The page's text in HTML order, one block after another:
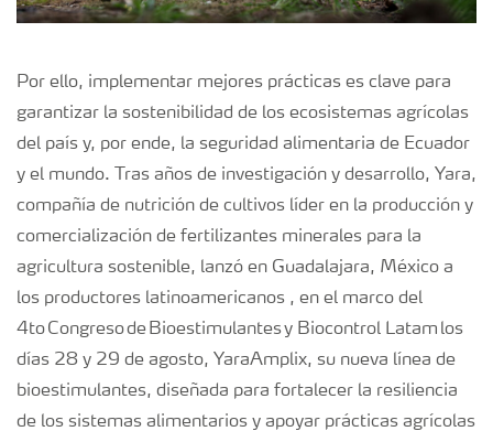
Por ello, implementar mejores prácticas es clave para
garantizar la sostenibilidad de los ecosistemas agrícolas
del país y, por ende, la seguridad alimentaria de Ecuador
y el mundo. Tras años de investigación y desarrollo, Yara,
compañía de nutrición de cultivos líder en la producción y
comercialización de fertilizantes minerales para la
agricultura sostenible, lanzó en Guadalajara, México a
los productores latinoamericanos , en el marco del
4toCongresode Bioestimulantesy Biocontrol Latam los
días 28 y 29 de agosto, YaraAmplix, su nueva línea de
bioestimulantes, diseñada para fortalecer la resiliencia
de los sistemas alimentarios y apoyar prácticas agrícolas